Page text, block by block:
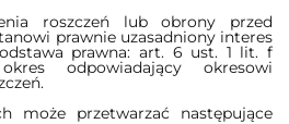
roszczeń lub obrony przed
prawnie uzasadniony interes
prawna: art. 6 ust. 1 lit. f
odpowiadający okresowi
może przetwarzać następujące